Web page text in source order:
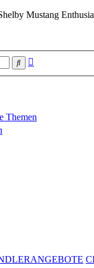
Mustang
Suche
Themen